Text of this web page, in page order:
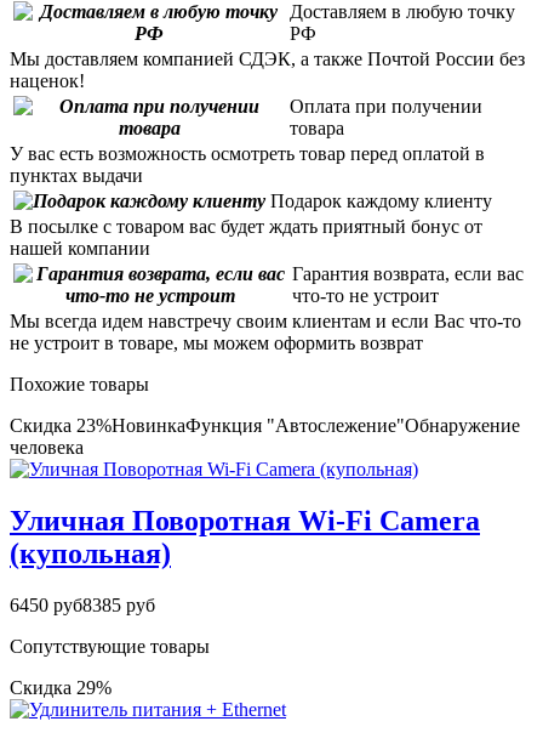
Доставляем в любую точку
РФ
Мы доставляем компанией СДЭК, а также Почтой России без
наценок!
Оплата при получении
товара
У вас есть возможность осмотреть товар перед оплатой в
пунктах выдачи
Подарок каждому клиенту
В посылке с товаром вас будет ждать приятный бонус от
нашей компании
Гарантия возврата, если вас
что-то не устроит
Мы всегда идем навстречу своим клиентам и если Вас что-то
не устроит в товаре, мы можем оформить возврат
Похожие товары
Скидка 23%НовинкаФункция "Автослежение"Обнаружение
человека
Уличная Поворотная Wi-Fi Camera
(купольная)
6450 руб8385 руб
Сопутствующие товары
Скидка 29%